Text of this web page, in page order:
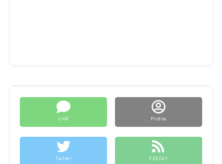
LINE Profile
Twitter FEEDLY